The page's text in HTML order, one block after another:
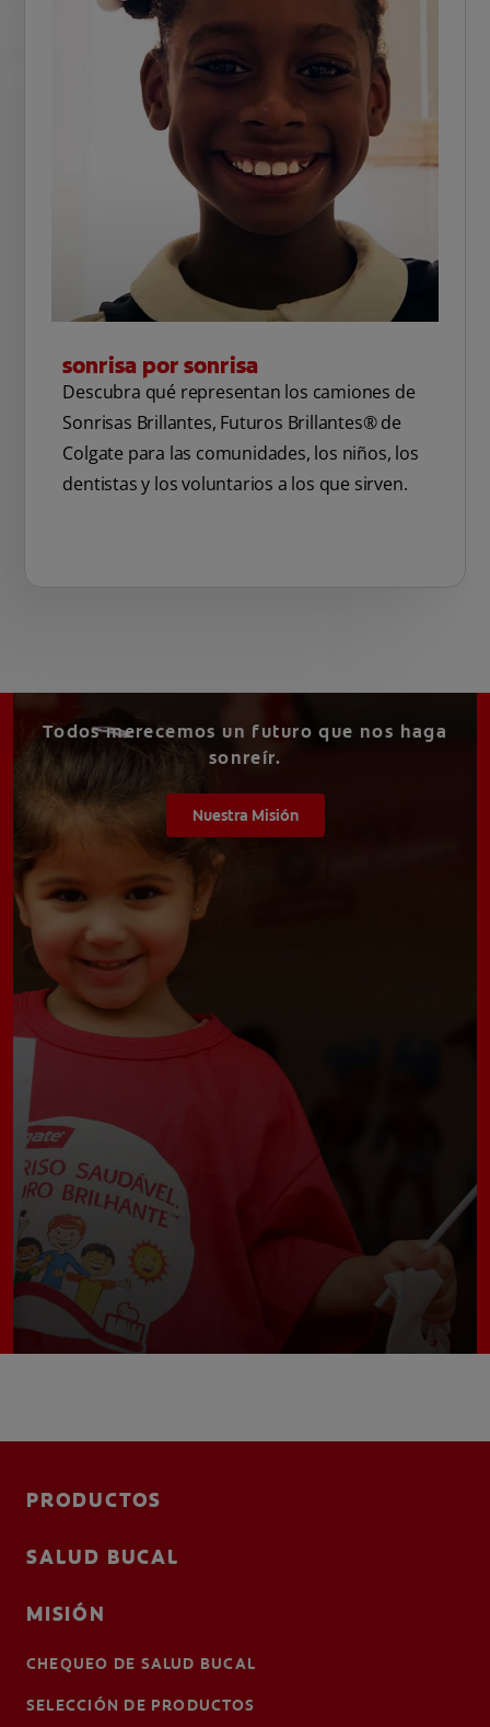
sonrisa por sonrisa
Descubra qué representan los camiones de
Sonrisas Brillantes, Futuros Brillantes® de
Colgate para las comunidades, los niños, los
dentistas y los voluntarios a los que sirven.
Todos merecemos un futuro que nos haga
sonreír.
Nuestra Misión
PRODUCTOS
SALUD BUCAL
MISIÓN
CHEQUEO DE SALUD BUCAL
SELECCIÓN DE PRODUCTOS